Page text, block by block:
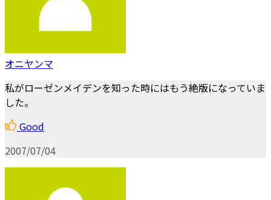
オニヤンマ
私がローゼンメイデンを知った時にはもう絶版になっていま
した。
Good
2007/07/04